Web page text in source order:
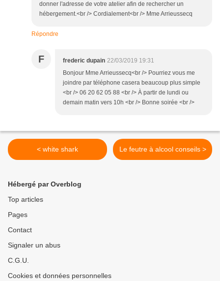
donner l'adresse de votre atelier afin de rechercher un
hébergement.<br /> Cordialement<br /> Mme Arrieussecq
Répondre
F frederic dupain 22/03/2019 19:31
Bonjour Mme Arrieussecq<br /> Pourriez vous me
joindre par téléphone casera beaucoup plus simple
<br /> 06 20 62 05 88 <br /> À partir de lundi ou
demain matin vers 10h <br /> Bonne soirée <br />
< white shark Le feutre à alcool conseils >
Hébergé par Overblog
Top articles
Pages
Contact
Signaler un abus
C.G.U.
Cookies et données personnelles